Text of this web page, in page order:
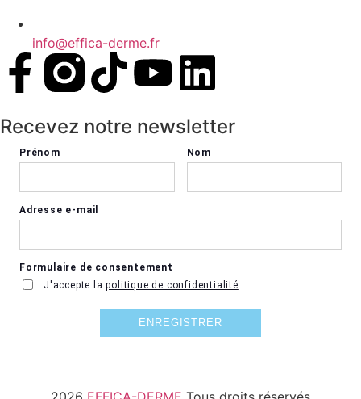
info@effica-derme.fr
Recevez notre newsletter